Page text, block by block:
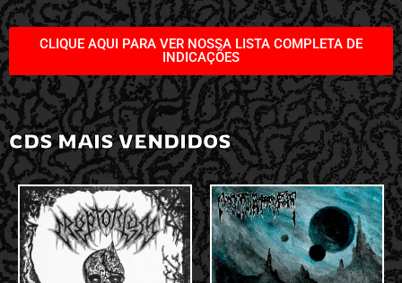
CLIQUE AQUI PARA VER NOSSA LISTA COMPLETA DE
INDICAÇÕES
CDS MAIS VENDIDOS